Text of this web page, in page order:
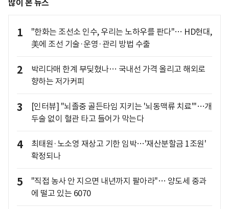
많이 본 뉴스
1
"한화는 조선소 인수, 우리는 노하우를 판다"… HD현대,
美에 조선 기술·운영·관리 방법 수출
2
박리다매 한계 부딪혔나… 국내선 가격 올리고 해외로
향하는 저가커피
3
[인터뷰] "뇌졸중 골든타임 지키는 '뇌동맥류 치료'"…개
두술 없이 혈관 타고 들어가 막는다
4
최태원·노소영 재상고 기한 임박…'재산분할금 1조원'
확정되나
5
"직접 농사 안 지으면 내년까지 팔아라"… 양도세 중과
에 떨고 있는 6070